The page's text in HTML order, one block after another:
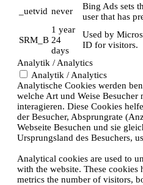
_uetvid never
Bing Ads sets
user that has
SRM_B
1 year
24
days
Used by
ID for visitors.
Analytik / Analytics
Analytik / Analytics
Analytische Cookies werden
welche Art und Weise Besucher
interagieren. Diese Cookies
der Besucher, Absprungrate
Webseite Besuchen und sie
Ursprungsland des Besuchers,
Analytical cookies are used to
with the website. These
metrics the number of visitors,